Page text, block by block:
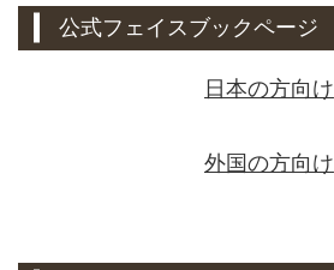
公式フェイスブックページ
日本の方向け
外国の方向け